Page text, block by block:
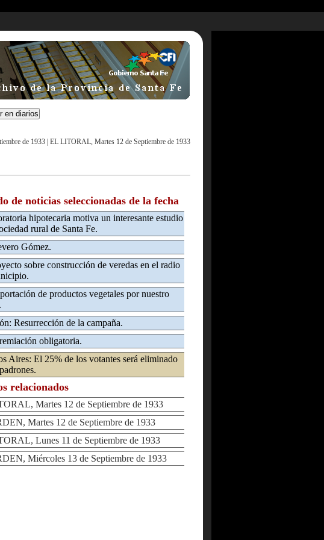
de 1933 EL LITORAL, Martes 12 de Septiembre de 1933
de noticias seleccionadas de la fecha
hipotecaria motiva un interesante estudio
rural de Santa Fe.
Gómez.
sobre construcción de veredas en el radio
de productos vegetales por nuestro
Resurrección de la campaña.
obligatoria.
Aires: El 25% de los votantes será eliminado
relacionados
Martes 12 de Septiembre de 1933
Martes 12 de Septiembre de 1933
Lunes 11 de Septiembre de 1933
Miércoles 13 de Septiembre de 1933